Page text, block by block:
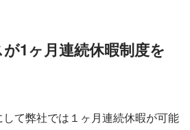
1ヶ月連続休暇制度を
て弊社では１ヶ月連続休暇が可能